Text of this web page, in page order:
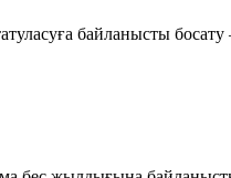
байланысты